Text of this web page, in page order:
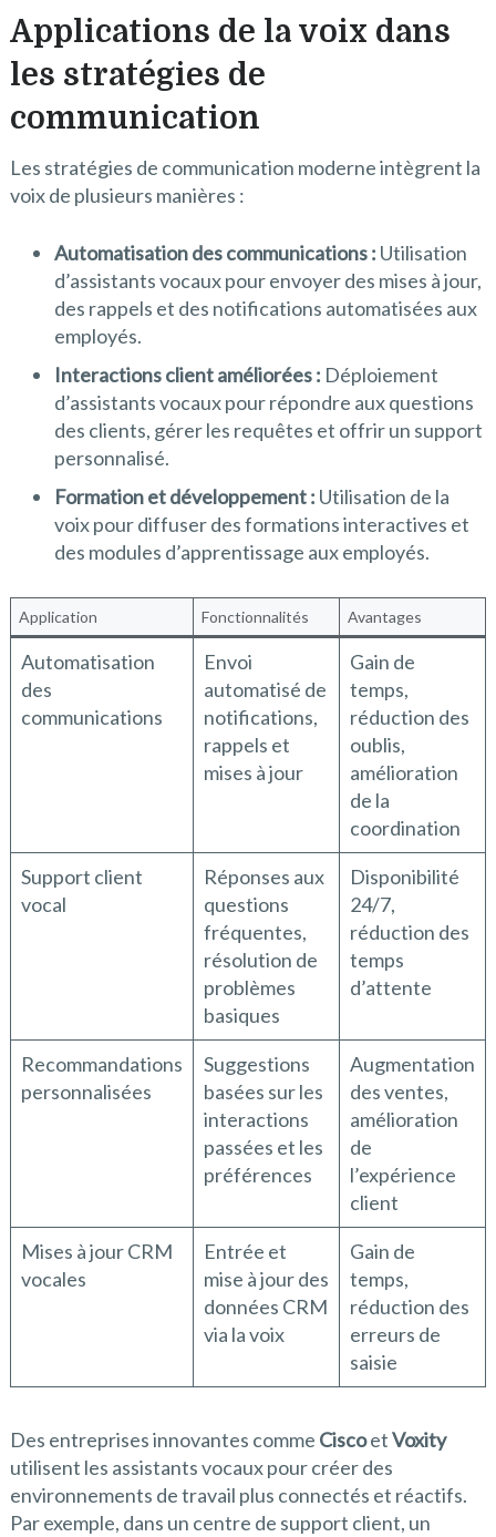
Applications de la voix dans
les stratégies de
communication
Les stratégies de communication moderne intègrent la
voix de plusieurs manières :
Automatisation des communications : Utilisation
d’assistants vocaux pour envoyer des mises à jour,
des rappels et des notifications automatisées aux
employés.
Interactions client améliorées : Déploiement
d’assistants vocaux pour répondre aux questions
des clients, gérer les requêtes et offrir un support
personnalisé.
Formation et développement : Utilisation de la
voix pour diffuser des formations interactives et
des modules d’apprentissage aux employés.
Application Fonctionnalités Avantages
Automatisation
des
communications
Envoi
automatisé de
notifications,
rappels et
mises à jour
Gain de
temps,
réduction des
oublis,
amélioration
de la
coordination
Support client
vocal
Réponses aux
questions
fréquentes,
résolution de
problèmes
basiques
Disponibilité
24/7,
réduction des
temps
d’attente
Recommandations
personnalisées
Suggestions
basées sur les
interactions
passées et les
préférences
Augmentation
des ventes,
amélioration
de
l’expérience
client
Mises à jour CRM
vocales
Entrée et
mise à jour des
données CRM
via la voix
Gain de
temps,
réduction des
erreurs de
saisie
Des entreprises innovantes comme CiscoetVoxity
utilisent les assistants vocaux pour créer des
environnements de travail plus connectés et réactifs.
Par exemple, dans un centre de support client, un